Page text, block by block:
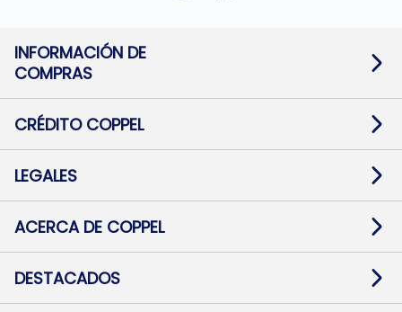
INFORMACIÓN DE
COMPRAS
Términos y condiciones
Botón de arrepentimiento
Mapa de sitio
CRÉDITO COPPEL
Solicitar Crédito
Medios de Pago
Pago Fácil Online
LEGALES
Baja contratos
Defensa al consumidor CABA
ACERCA DE COPPEL
Trabajá con Nosotros
Preguntas Frecuentes
DESTACADOS